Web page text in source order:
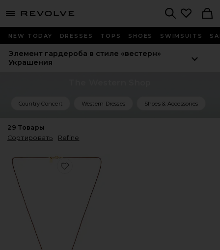
menu - shows more content
NEW TODAY DRESSES TOPS SHOES SWIMSUITS
Элемент гардероба в стиле «вестерн»
Украшения
Country Concert Western Dresses Shoes & Accessories
29 Товары
Сортировать
Refine
Favorite КОЛЬЕ С ПОДВЕСКОЙ AVERY